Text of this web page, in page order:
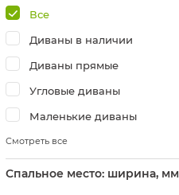
Все
Диваны в наличии
Диваны прямые
Угловые диваны
Маленькие диваны
Смотреть все
Спальное место: ширина, мм